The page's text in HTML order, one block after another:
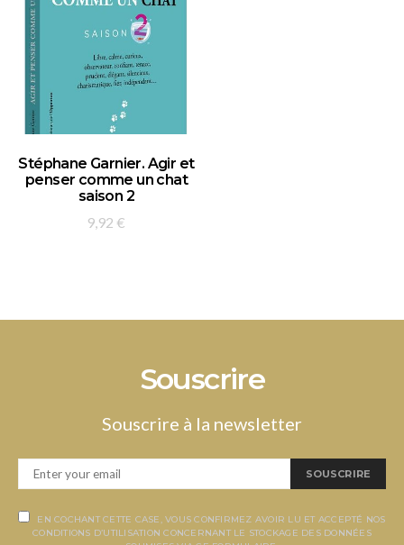
AJOUTER AU PANIER
Stéphane Garnier. Agir et
penser comme un chat
saison 2
9,92 €
Souscrire
Souscrire à la newsletter
SOUSCRIRE
EN COCHANT CETTE CASE, VOUS CONFIRMEZ AVOIR LU ET ACCEPTÉ NOS
CONDITIONS D’UTILISATION CONCERNANT LE STOCKAGE DES DONNÉES